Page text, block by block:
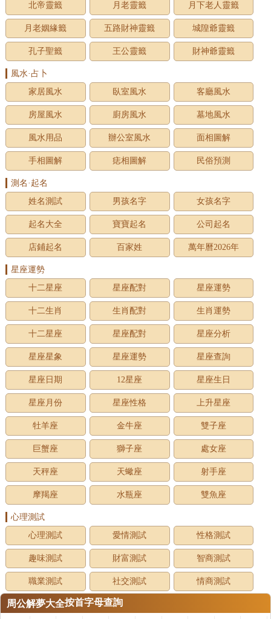
北帝靈籤 月老靈籤 月下老人靈籤
月老姻緣籤 五路財神靈籤 城隍爺靈籤
孔子聖籤 王公靈籤 財神爺靈籤
風水·占卜
家居風水
臥室風水 客廳風水
房屋風水 廚房風水 墓地風水
風水用品 辦公室風水 面相圖解
手相圖解 痣相圖解 民俗預測
測名·起名
姓名測試
男孩名字 女孩名字
起名大全 寶寶起名 公司起名
店鋪起名 百家姓 萬年曆2026年
星座運勢
十二星座
星座配對 星座運勢
十二生肖 生肖配對 生肖運勢
十二星座 星座配對 星座分析
星座星象 星座運勢 星座查詢
星座日期 12星座 星座生日
星座月份 星座性格 上升星座
牡羊座 金牛座 雙子座
巨蟹座 獅子座 處女座
天秤座 天蠍座 射手座
摩羯座 水瓶座 雙魚座
心理測試
心理測試
愛情測試 性格測試
趣味測試 財富測試 智商測試
職業測試 社交測試 情商測試
周公解夢大全按首字母查詢